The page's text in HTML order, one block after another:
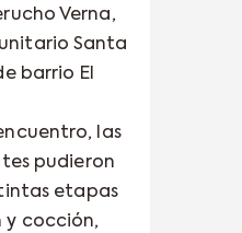
Verna,
Santa
barrio El
las
pudieron
etapas
y cocción,